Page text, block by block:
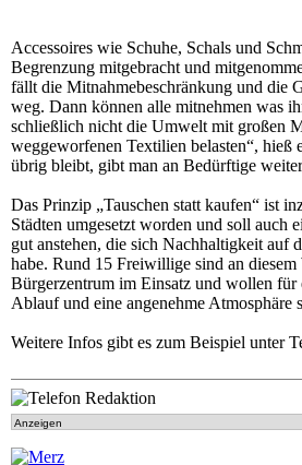
Accessoires wie Schuhe, Schals und
Begrenzung mitgebracht und
fällt die Mitnahmebeschränkung und die
weg. Dann können alle mitnehmen was
schließlich nicht die Umwelt mit großen
weggeworfenen Textilien belasten“, hieß
übrig bleibt, gibt man an Bedürftige
Das Prinzip „Tauschen statt kaufen“ ist
Städten umgesetzt worden und soll auch
gut anstehen, die sich Nachhaltigkeit auf
habe. Rund 15 Freiwillige sind an diesem
Bürgerzentrum im Einsatz und wollen für
Ablauf und eine angenehme Atmosphäre
Weitere Infos gibt es zum Beispiel unter
Anzeigen